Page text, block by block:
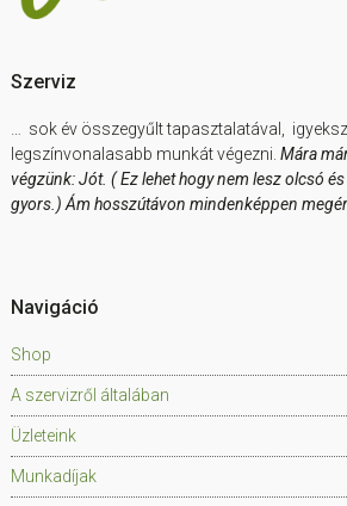
Szerviz
… sok év összegyűlt tapasztalatával,
legszínvonalasabb munkát végezni. Mára
végzünk: Jót. ( Ez lehet hogy nem lesz olcsó
gyors.) Ám hosszútávon mindenképpen
Navigáció
Shop
A szervizről általában
Üzleteink
Munkadíjak